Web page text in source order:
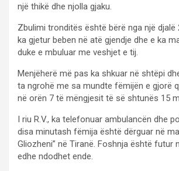
një thikë dhe njolla gjaku.
Zbulimi tronditës është bërë nga një djalë
ka gjetur beben në atë gjendje dhe e ka
duke e mbuluar me veshjet e tij.
Menjëherë më pas ka shkuar në shtëpi
ta ngrohë me sa mundte fëmijën e gjorë
në orën 7 të mëngjesit të së shtunës 15
I riu R.V., ka telefonuar ambulancën dhe
disa minutash fëmija është dërguar në
Gliozheni” në Tiranë. Foshnja është futur
edhe ndodhet ende.